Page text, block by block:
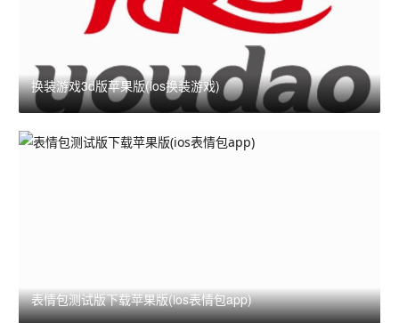
换装游戏3d版苹果版(ios换装游戏)
表情包测试版下载苹果版(ios表情包app)